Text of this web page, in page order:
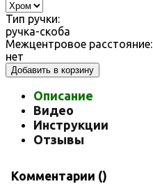
Тип ручки:
ручка-скоба
Межцентровое расстояние:
нет
Добавить в корзину
Описание
Видео
Инструкции
Отзывы
Комментарии ()